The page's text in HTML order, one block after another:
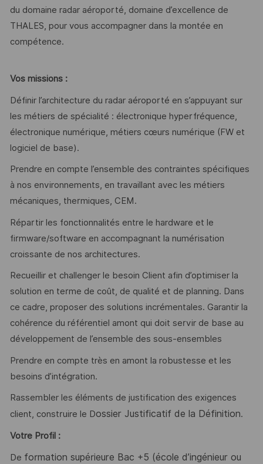
du domaine radar aéroporté, domaine d’excellence de
THALES, pour vous accompagner dans la montée en
compétence.
Vos missions :
Définir l’architecture du radar aéroporté en s’appuyant sur
les métiers de spécialité : électronique hyperfréquence,
électronique numérique, métiers cœurs numérique (FW et
logiciel de base).
Prendre en compte l’ensemble des contraintes spécifiques
à nos environnements, en travaillant avec les métiers
mécaniques, thermiques, CEM.
Répartir les fonctionnalités entre le hardware et le
firmware/software en accompagnant la numérisation
croissante de nos architectures.
Recueillir et challenger le besoin Client afin d’optimiser la
solution en terme de coût, de qualité et de planning. Dans
ce cadre, proposer des solutions incrémentales. Garantir la
cohérence du référentiel amont qui doit servir de base au
développement de l’ensemble des sous-ensembles
Prendre en compte très en amont la robustesse et les
besoins d’intégration.
Rassembler les éléments de justification des exigences
client, construire le Dossier Justificatif de la Définition.
Votre Profil :
De formation supérieure Bac +5 (école d’ingénieur ou